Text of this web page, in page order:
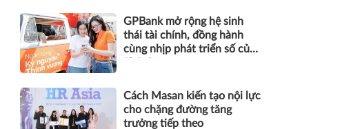
GPBank mở rộng hệ sinh
thái tài chính, đồng hành
cùng nhịp phát triển số của
Cách Masan kiến tạo nội lực
cho chặng đường tăng
trưởng tiếp theo